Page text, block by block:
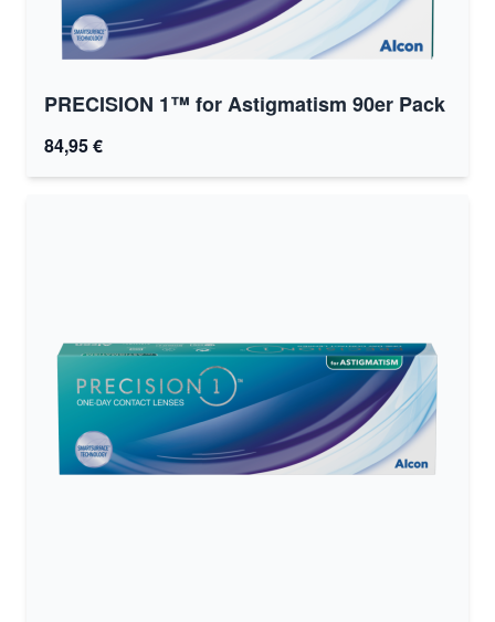
PRECISION 1™ for Astigmatism 90er Pack
84,95 €